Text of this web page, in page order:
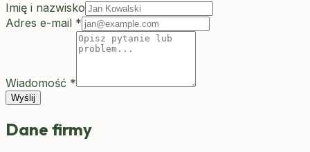
Imię i nazwisko
Adres e-mail *
Wiadomość *
Wyślij
Dane firmy